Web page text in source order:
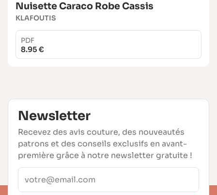
Nuisette Caraco Robe Cassis
KLAFOUTIS
PDF
8.95 €
Newsletter
Recevez des avis couture, des nouveautés
patrons et des conseils exclusifs en avant-
première grâce à notre newsletter gratuite !